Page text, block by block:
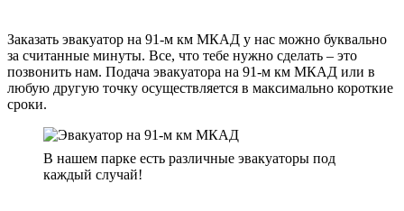
Заказать эвакуатор на 91-м км МКАД у нас можно буквально
за считанные минуты. Все, что тебе нужно сделать – это
позвонить нам. Подача эвакуатора на 91-м км МКАД или в
любую другую точку осуществляется в максимально короткие
сроки.
В нашем парке есть различные эвакуаторы под
каждый случай!